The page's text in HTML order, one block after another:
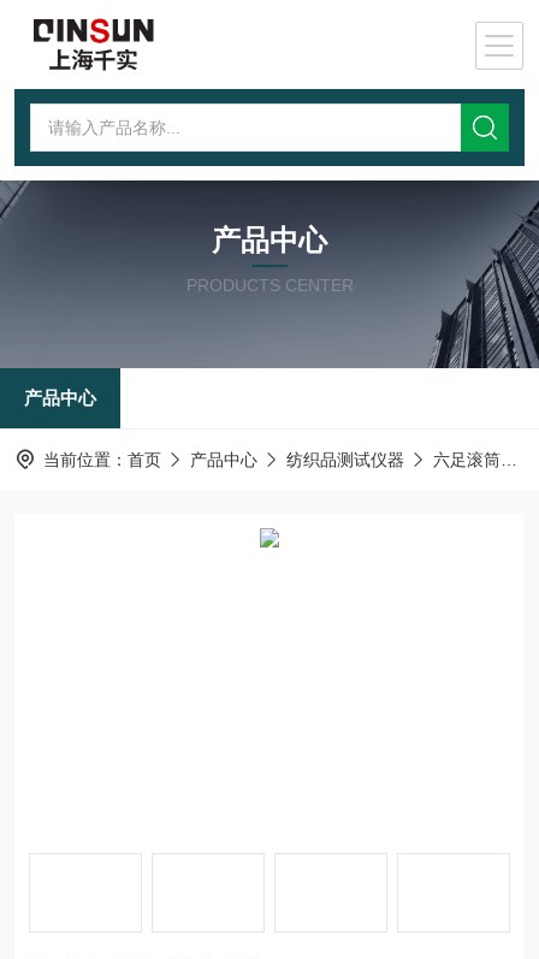
产品中心
PRODUCTS CENTER
产品中心
当前位置： 首页 产品中心 纺织品测试仪器 六足滚筒测试仪